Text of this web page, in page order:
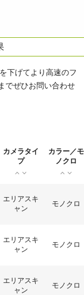
下げてより高速のフ
でぜひお問い合わせ
カメラタイ
プ
カラー／モ
ノクロ
エリアスキ
ャン
モノクロ
エリアスキ
ャン
モノクロ
エリアスキ
ャン
モノクロ